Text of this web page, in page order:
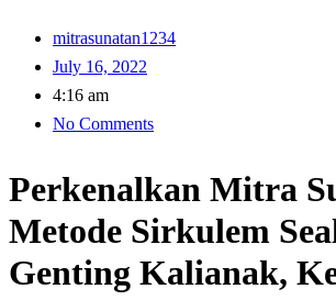
mitrasunatan1234
July 16, 2022
4:16 am
No Comments
Perkenalkan Mitra
Metode Sirkulem
Genting Kalianak,